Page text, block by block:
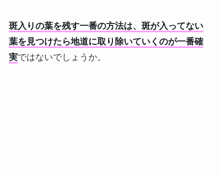
斑入りの葉を残す一番の方法は、斑が入ってない
葉を見つけたら地道に取り除いていくのが一番確
実ではないでしょうか。